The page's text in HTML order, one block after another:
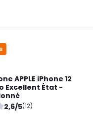
APPLE iPhone 12
Excellent État -
2,6/5(12)